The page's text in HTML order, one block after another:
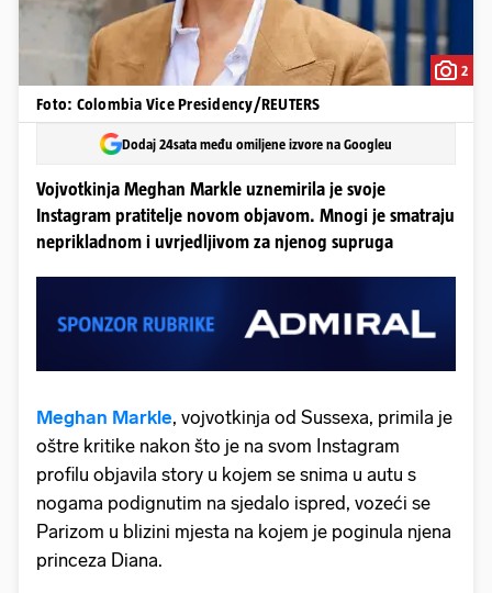
2
Foto: Colombia Vice Presidency/REUTERS
Dodaj 24sata među omiljene izvore na Googleu
Vojvotkinja Meghan Markle uznemirila je svoje
Instagram pratitelje novom objavom. Mnogi je smatraju
neprikladnom i uvrjedljivom za njenog supruga
Meghan Markle, vojvotkinja od Sussexa, primila je
oštre kritike nakon što je na svom Instagram
profilu objavila story u kojem se snima u autu s
nogama podignutim na sjedalo ispred, vozeći se
Parizom u blizini mjesta na kojem je poginula njena
princeza Diana.